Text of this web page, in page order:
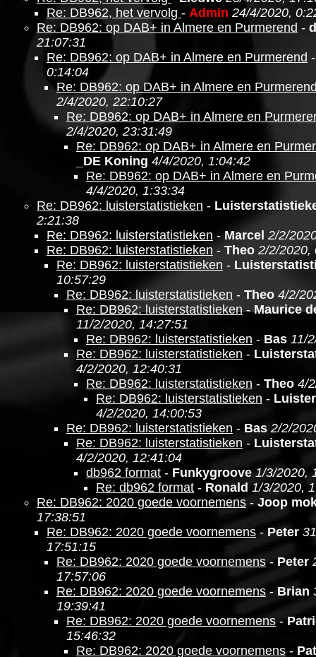
Re: DB962, het vervolg - Admin 24/4/2020,
Re: DB962: op DAB+ in Almere en Purmerend -
21:07:31
Re: DB962: op DAB+ in Almere en Purmerend
0:14:04
Re: DB962: op DAB+ in Almere en
2/4/2020, 22:10:27
Re: DB962: op DAB+ in Almere en
2/4/2020, 23:31:49
Re: DB962: op DAB+ in Almere en
_DE Koning 4/4/2020, 1:04:42
Re: DB962: op DAB+ in Almere en
4/4/2020, 1:33:34
Re: DB962: luisterstatistieken -
2:21:38
Re: DB962: luisterstatistieken - Marcel 2/2/
Re: DB962: luisterstatistieken - Theo 2/2/2020,
Re: DB962: luisterstatistieken -
10:57:29
Re: DB962: luisterstatistieken - Theo 4/2/
Re: DB962: luisterstatistieken-Maurice
11/2/2020, 14:27:51
Re: DB962: luisterstatistieken - Bas 11/
Re: DB962: luisterstatistieken -
4/2/2020, 12:40:31
Re: DB962: luisterstatistieken - Theo 4/
Re: DB962: luisterstatistieken -
4/2/2020, 14:00:53
Re: DB962: luisterstatistieken - Bas 2/2/
Re: DB962: luisterstatistieken -
4/2/2020, 12:41:04
db962 format - Funkygroove 1/3/2020,
Re: db962 format - Ronald 1/3/2020,
Re: DB962: 2020 goede voornemens - Joop
17:38:51
Re: DB962: 2020 goede voornemens -Peter
17:51:15
Re: DB962: 2020 goede voornemens - Peter
17:57:06
Re: DB962: 2020 goede voornemens - Brian
19:39:41
Re: DB962: 2020 goede voornemens -
15:46:32
Re: DB962: 2020 goede voornemens -